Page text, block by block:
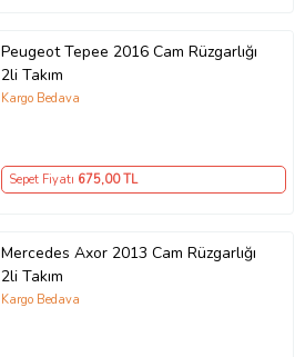
Peugeot Tepee 2016 Cam Rüzgarlığı
2li Takım
Kargo Bedava
Sepet Fiyatı 675,00 TL
Mercedes Axor 2013 Cam Rüzgarlığı
2li Takım
Kargo Bedava